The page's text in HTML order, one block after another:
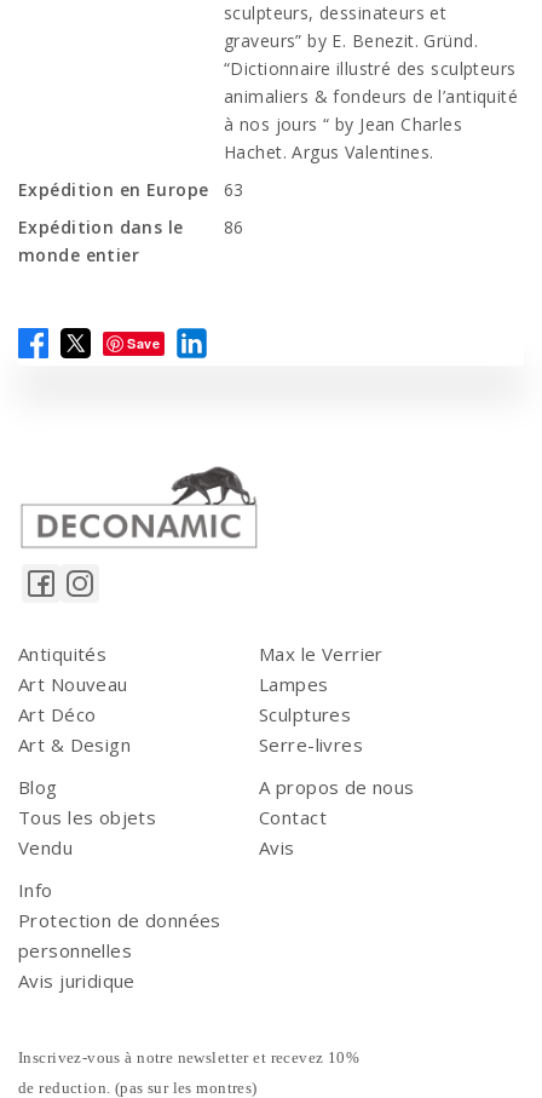
sculpteurs, dessinateurs et
graveurs” by E. Benezit. Gründ.
“Dictionnaire illustré des sculpteurs
animaliers & fondeurs de l’antiquité
à nos jours “ by Jean Charles
Hachet. Argus Valentines.
Expédition en Europe
63
Expédition dans le
monde entier
86
Save
Antiquités
Art Nouveau
Art Déco
Art & Design
Max le Verrier
Lampes
Sculptures
Serre-livres
Blog
Tous les objets
Vendu
A propos de nous
Contact
Avis
Info
Protection de données
personnelles
Avis juridique
Inscrivez-vous à notre newsletter et recevez 10%
de reduction. (pas sur les montres)